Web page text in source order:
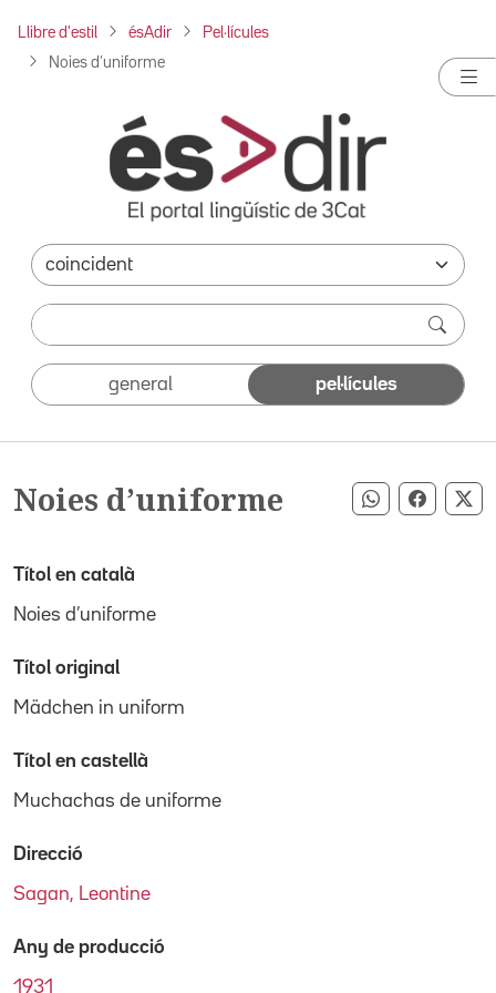
Llibre d'estil ésAdir Pel·lícules
Noies d’uniforme
general pel·lícules
Noies d’uniforme Compartir
Títol en català
Noies d’uniforme
Títol original
Mädchen in uniform
Títol en castellà
Muchachas de uniforme
Direcció
Sagan, Leontine
Any de producció
1931